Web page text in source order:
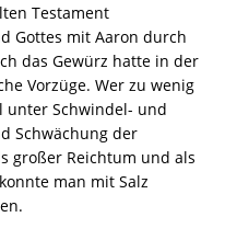
Testament
Gottes mit Aaron durch
das Gewürz hatte in der
Vorzüge. Wer zu wenig
unter Schwindel- und
Schwächung der
großer Reichtum und als
man mit Salz